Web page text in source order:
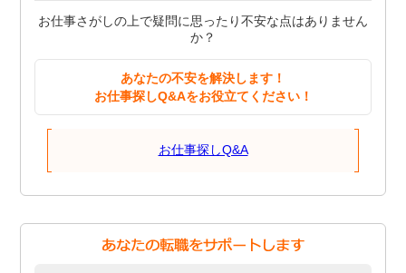
お仕事さがしの上で疑問に思ったり不安な点はありません
か？
あなたの不安を解決します！
お仕事探しQ&Aをお役立てください！
お仕事探しQ&A